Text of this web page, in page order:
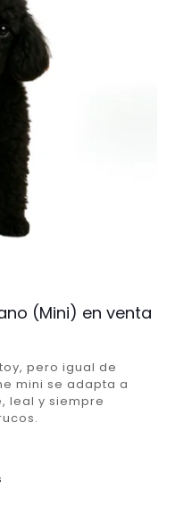
(Mini) en venta
pero igual de
mini se adapta a
leal y siempre